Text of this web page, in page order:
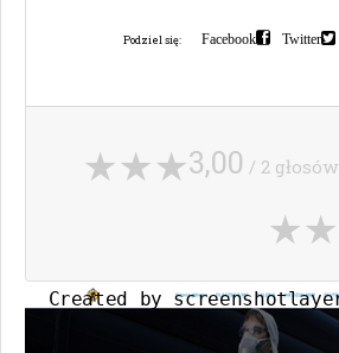
Podziel się: Facebook Twitter
3,00 / 2 głosów